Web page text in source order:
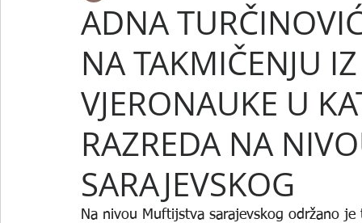
ADNA
NA TAKMIČENJU
VJERONAUKE U
RAZREDA NA
SARAJEVSKOG
Na nivou Muftijstva sarajevskog održano